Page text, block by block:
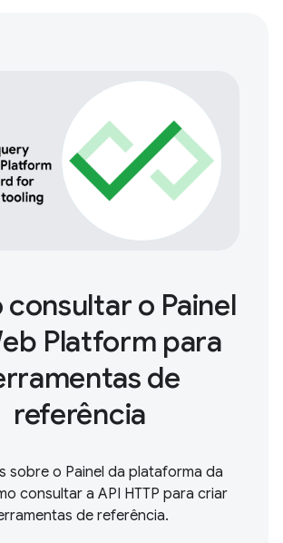
consultar o Painel
Platform para
de
referência
sobre o Painel da plataforma da
consultar a API HTTP para criar
de referência.